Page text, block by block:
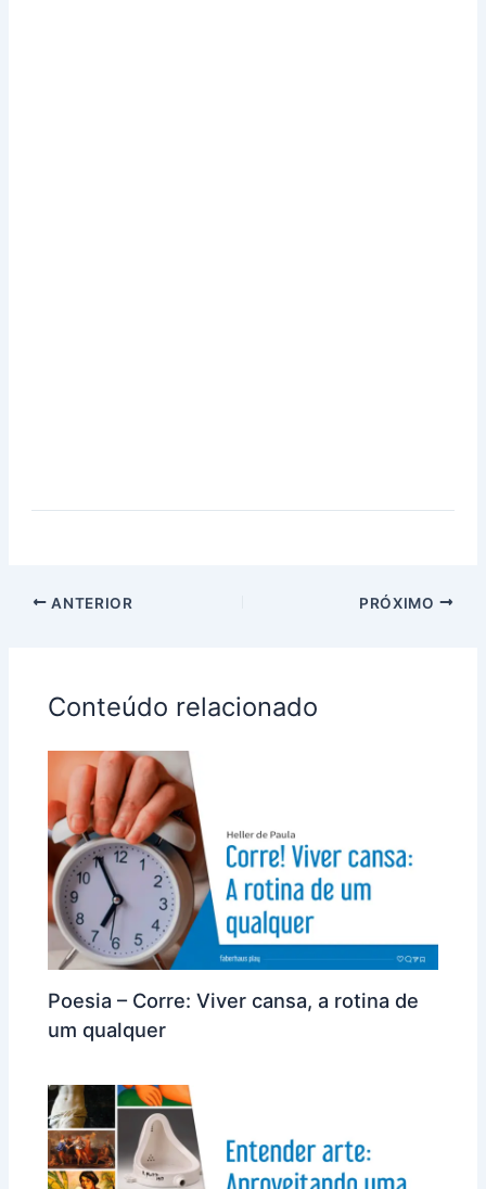
ANTERIOR PRÓXIMO
Conteúdo relacionado
Poesia – Corre: Viver cansa, a rotina de
um qualquer